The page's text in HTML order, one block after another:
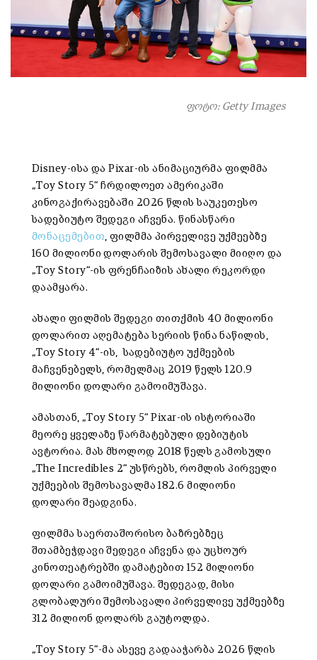
ფოტო: Getty Images
Disney-ისა და Pixar-ის ანიმაციურმა ფილმმა
„Toy Story 5“ ჩრდილოეთ ამერიკაში
კინოგაქირავებაში 2026 წლის საუკეთესო
სადებიუტო შედეგი აჩვენა. წინასწარი
მონაცემებით, ფილმმა პირველივე უქმეებზე
160 მილიონი დოლარის შემოსავალი მიიღო და
„Toy Story“-ის ფრენჩაიზის ახალი რეკორდი
დაამყარა.
ახალი ფილმის შედეგი თითქმის 40 მილიონი
დოლარით აღემატება სერიის წინა ნაწილის,
„Toy Story 4“-ის, სადებიუტო უქმეების
მაჩვენებელს, რომელმაც 2019 წელს 120.9
მილიონი დოლარი გამოიმუშავა.
ამასთან, „Toy Story 5“ Pixar-ის ისტორიაში
მეორე ყველაზე წარმატებული დებიუტის
ავტორია. მას მხოლოდ 2018 წელს გამოსული
„The Incredibles 2“ უსწრებს, რომლის პირველი
უქმეების შემოსავალმა 182.6 მილიონი
დოლარი შეადგინა.
ფილმმა საერთაშორისო ბაზრებზეც
შთამბეჭდავი შედეგი აჩვენა და უცხოურ
კინოთეატრებში დამატებით 152 მილიონი
დოლარი გამოიმუშავა. შედეგად, მისი
გლობალური შემოსავალი პირველივე უქმეებზე
312 მილიონ დოლარს გაუტოლდა.
„Toy Story 5“-მა ასევე გადააჭარბა 2026 წლის